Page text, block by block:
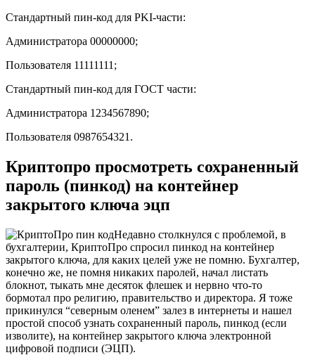
Стандартный пин-код для PKI-части:
Администратора 00000000;
Пользователя 11111111;
Стандартный пин-код для ГОСТ части:
Администратора 1234567890;
Пользователя 0987654321.
Криптопро просмотреть сохраненный
пароль (пинкод) на контейнер
закрытого ключа эцп
Недавно столкнулся с проблемой, в
бухгалтерии, КриптоПро спросил пинкод на контейнер
закрытого ключа, для каких целей уже не помню. Бухгалтер,
конечно же, не помня никаких паролей, начал листать
блокнот, тыкать мне десяток флешек и нервно что-то
бормотал про религию, правительство и директора. Я тоже
прикинулся “северным оленем” залез в интернеты и нашел
простой способ узнать сохраненный пароль, пинкод (если
изволите), на контейнер закрытого ключа электронной
цифровой подписи (ЭЦП).